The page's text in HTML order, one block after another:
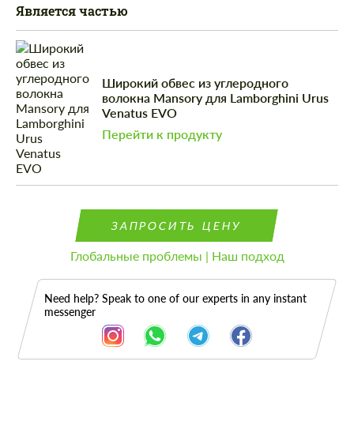
Является частью
Широкий обвес из углеродного
волокна Mansory для Lamborghini Urus
Venatus EVO
Перейти к продукту
ЗАПРОСИТЬ ЦЕНУ
Глобальные проблемы | Наш подход
Need help? Speak to one of our experts in any instant
messenger